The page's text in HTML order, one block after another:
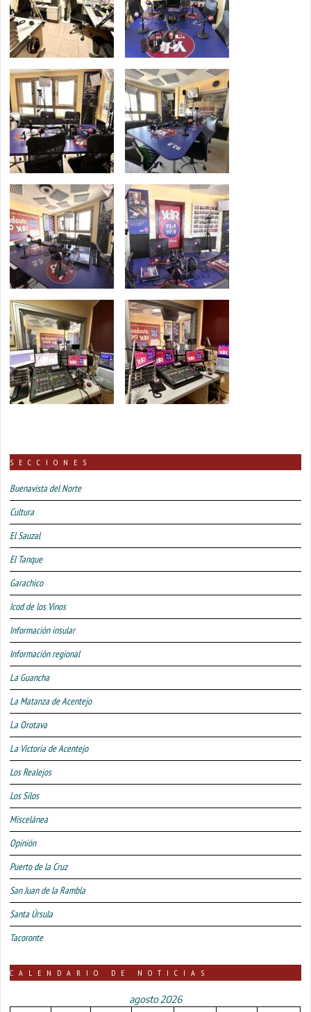
SECCIONES
Buenavista del Norte
Cultura
El Sauzal
El Tanque
Garachico
Icod de los Vinos
Información insular
Información regional
La Guancha
La Matanza de Acentejo
La Orotava
La Victoria de Acentejo
Los Realejos
Los Silos
Miscelánea
Opinión
Puerto de la Cruz
San Juan de la Rambla
Santa Úrsula
Tacoronte
CALENDARIO DE NOTICIAS
agosto 2026